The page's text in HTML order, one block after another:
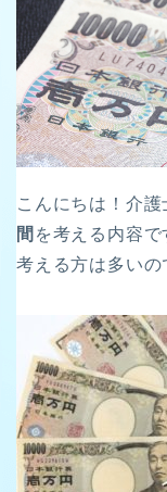
こんにちは！介
間 を考える内容で
考える方は多いの